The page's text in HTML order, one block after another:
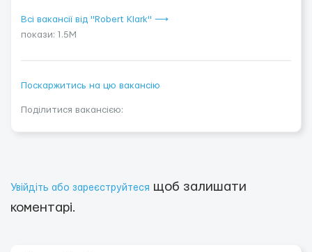
Всі вакансії від "Robert Klark" ⟶
покази: 1.5M
Поскаржитись на цю вакансію
Поділитися вакансією:
Увійдіть або зареєструйтеся щоб залишати
коментарі.